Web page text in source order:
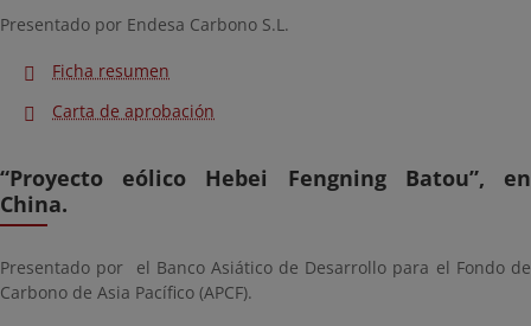
Presentado por Endesa Carbono S.L.
Ficha resumen
Carta de aprobación
“Proyecto eólico Hebei Fengning Batou”, en
China.
Presentado por el Banco Asiático de Desarrollo para el Fondo de
Carbono de Asia Pacífico (APCF).